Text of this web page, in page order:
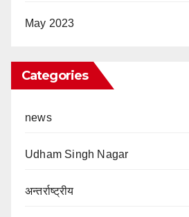
May 2023
Categories
news
Udham Singh Nagar
अन्तर्राष्ट्रीय